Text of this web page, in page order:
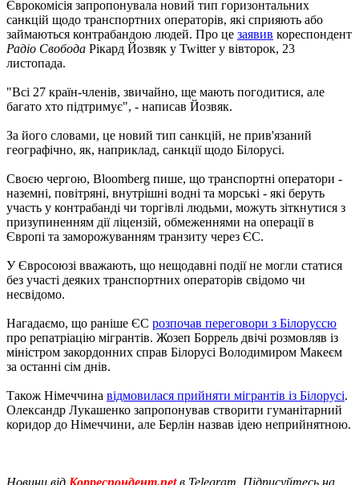
Єврокомісія запропонувала новий тип горизонтальних
санкцій щодо транспортних операторів, які сприяють або
займаються контрабандою людей. Про це заявив кореспондент
Радіо Свобода Рікард Йозвяк у Twitter у вівторок, 23
листопада.
"Всі 27 країн-членів, звичайно, ще мають погодитися, але
багато хто підтримує", - написав Йозвяк.
За його словами, це новий тип санкцій, не прив'язаний
географічно, як, наприклад, санкції щодо Білорусі.
Своєю чергою, Bloomberg пише, що транспортні оператори -
наземні, повітряні, внутрішні водні та морські - які беруть
участь у контрабанді чи торгівлі людьми, можуть зіткнутися з
призупиненням дії ліцензій, обмеженнями на операції в
Європі та заморожуванням транзиту через ЄС.
У Євросоюзі вважають, що нещодавні події не могли статися
без участі деяких транспортних операторів свідомо чи
несвідомо.
Нагадаємо, що раніше ЄС розпочав переговори з Білоруссю
про репатріацію мігрантів. Жозеп Боррель двічі розмовляв із
міністром закордонних справ Білорусі Володимиром Макеєм
за останні сім днів.
Також Німеччина відмовилася прийняти мігрантів із Білорусі.
Олександр Лукашенко запропонував створити гуманітарний
коридор до Німеччини, але Берлін назвав ідею неприйнятною.
Новини від Корреспондент.netв Telegram. Підписуйтесь на